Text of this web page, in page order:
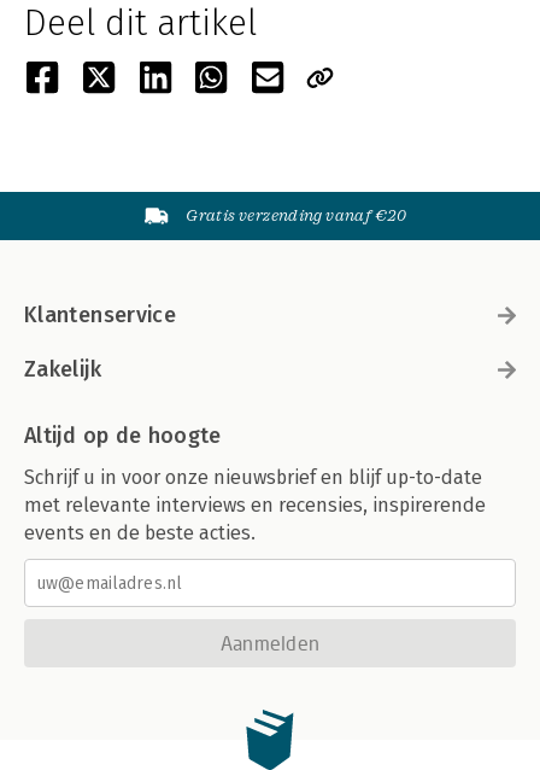
Deel dit artikel
Gratis verzending vanaf €20
Klantenservice
Zakelijk
Altijd op de hoogte
Schrijf u in voor onze nieuwsbrief en blijf up-to-date
met relevante interviews en recensies, inspirerende
events en de beste acties.
Aanmelden